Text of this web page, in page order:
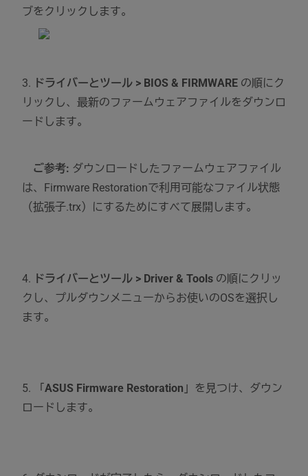
ブをクリックします。
3. ドライバーとツール > BIOS & FIRMWARE の順にク
リックし、最新のファームウェアファイルをダウンロ
ードします。
ご参考: ダウンロードしたファームウェアファイル
は、Firmware Restorationで利用可能なファイル状態
（拡張子.trx）にするためにすべて展開します。
4. ドライバーとツール > Driver & Tools の順にクリッ
クし、プルダウンメニューからお使いのOSを選択し
ます。
5. 「ASUS Firmware Restoration 」を見つけ、ダウン
ロードします。